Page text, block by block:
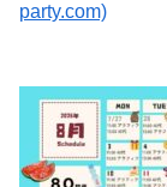
party.com)